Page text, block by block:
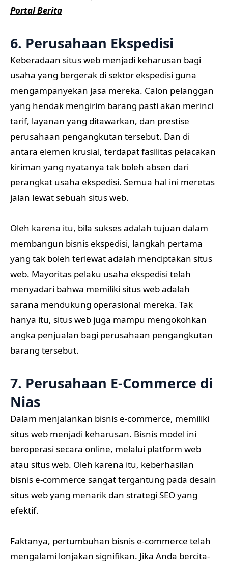
Portal Berita
6. Perusahaan Ekspedisi
Keberadaan situs web menjadi keharusan bagi
usaha yang bergerak di sektor ekspedisi guna
mengampanyekan jasa mereka. Calon pelanggan
yang hendak mengirim barang pasti akan merinci
tarif, layanan yang ditawarkan, dan prestise
perusahaan pengangkutan tersebut. Dan di
antara elemen krusial, terdapat fasilitas pelacakan
kiriman yang nyatanya tak boleh absen dari
perangkat usaha ekspedisi. Semua hal ini meretas
jalan lewat sebuah situs web.
Oleh karena itu, bila sukses adalah tujuan dalam
membangun bisnis ekspedisi, langkah pertama
yang tak boleh terlewat adalah menciptakan situs
web. Mayoritas pelaku usaha ekspedisi telah
menyadari bahwa memiliki situs web adalah
sarana mendukung operasional mereka. Tak
hanya itu, situs web juga mampu mengokohkan
angka penjualan bagi perusahaan pengangkutan
barang tersebut.
7. Perusahaan E-Commerce di
Nias
Dalam menjalankan bisnis e-commerce, memiliki
situs web menjadi keharusan. Bisnis model ini
beroperasi secara online, melalui platform web
atau situs web. Oleh karena itu, keberhasilan
bisnis e-commerce sangat tergantung pada desain
situs web yang menarik dan strategi SEO yang
efektif.
Faktanya, pertumbuhan bisnis e-commerce telah
mengalami lonjakan signifikan. Jika Anda bercita-